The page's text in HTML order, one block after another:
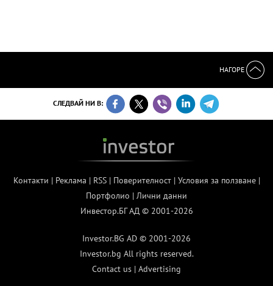
НАГОРЕ
СЛЕДВАЙ НИ В:
Контакти | Реклама | RSS| Поверителност| Условия за ползване|
Портфолио | Лични данни
Инвестор.БГ АД © 2001-2026
Investor.BG AD © 2001-2026
Investor.bg All rights reserved.
Contact us | Advertising